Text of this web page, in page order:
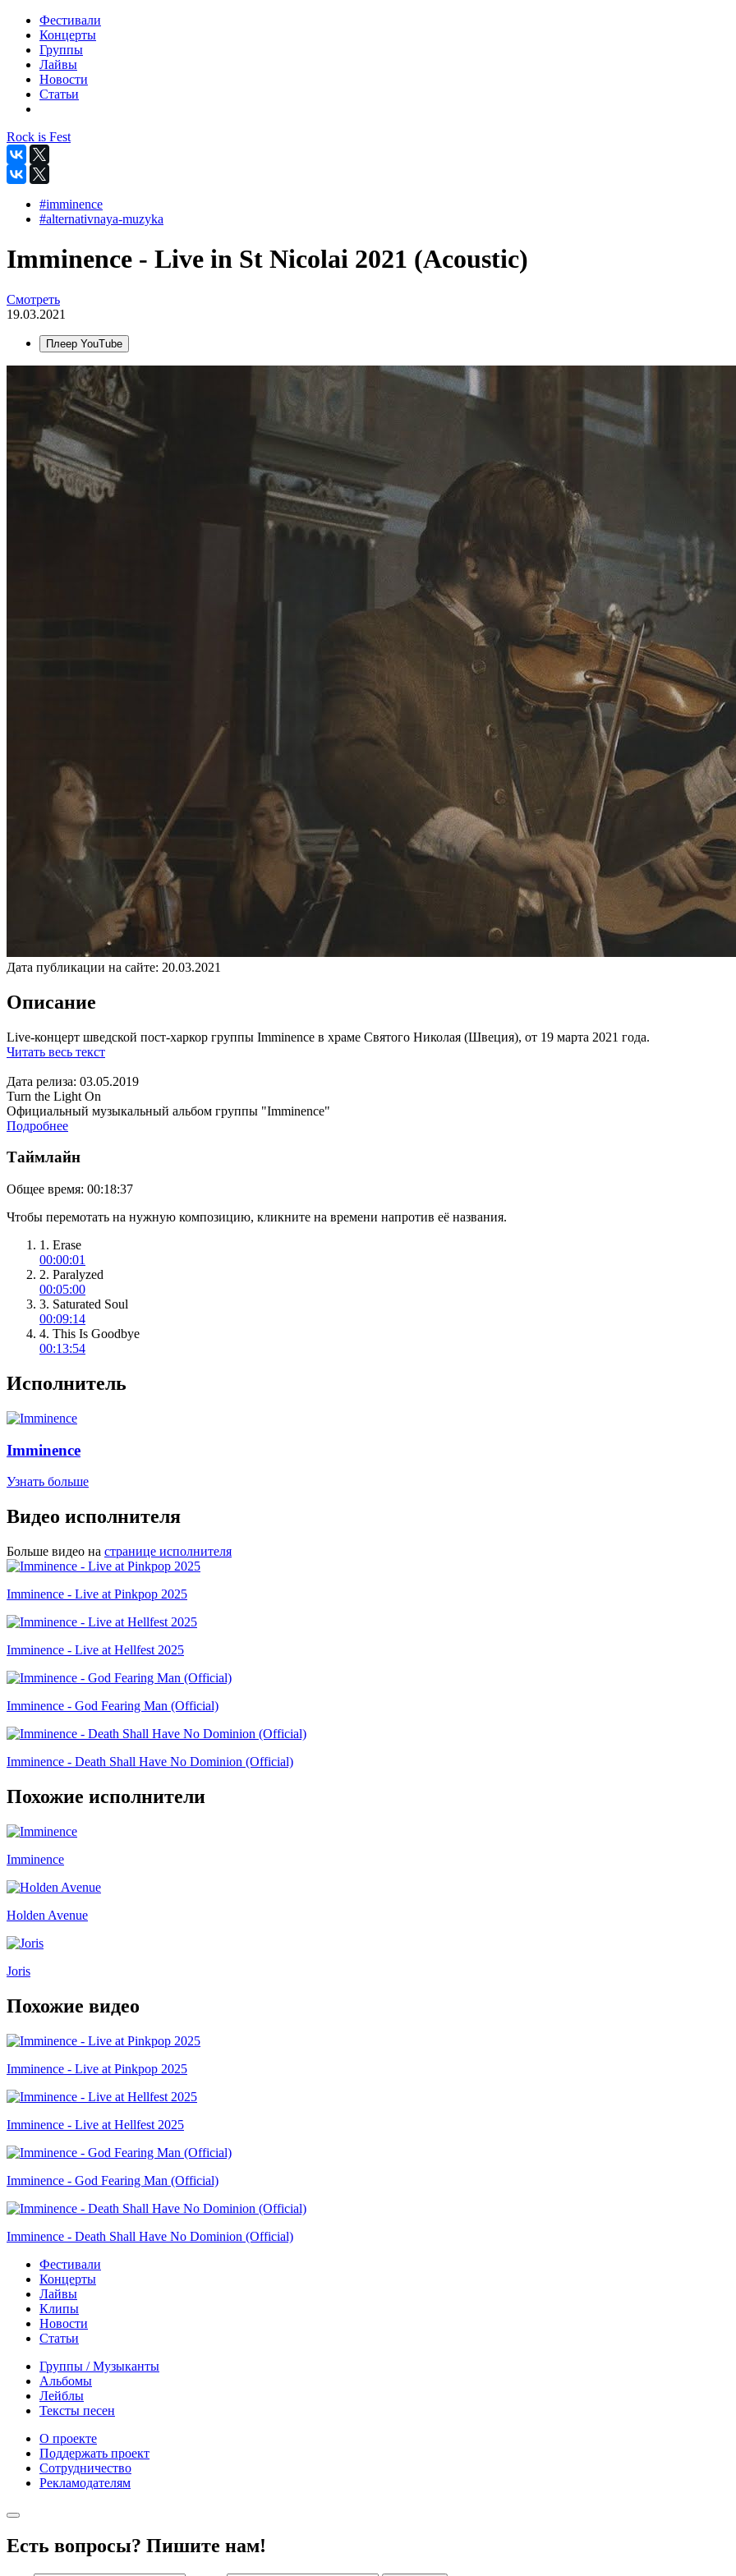
Фестивали
Концерты
Группы
Лайвы
Новости
Статьи
Rock is Fest
#imminence
#alternativnaya-muzyka
Imminence - Live in St Nicolai 2021 (Acoustic)
Смотреть
19.03.2021
Плеер YouTube
Дата публикации на сайте: 20.03.2021
Описание
Live-концерт шведской пост-харкор группы Imminence в храме Святого Николая (Швеция), от 19 марта 2021 года.
Читать весь текст
Дата релиза: 03.05.2019
Turn the Light On
Официальный музыкальный альбом группы "Imminence"
Подробнее
Таймлайн
Общее время: 00:18:37
Чтобы перемотать на нужную композицию, кликните на времени напротив её названия.
1. Erase
00:00:01
2. Paralyzed
00:05:00
3. Saturated Soul
00:09:14
4. This Is Goodbye
00:13:54
Исполнитель
Imminence
Узнать больше
Видео исполнителя
Больше видео на странице исполнителя
Imminence - Live at Pinkpop 2025
Imminence - Live at Hellfest 2025
Imminence - God Fearing Man (Official)
Imminence - Death Shall Have No Dominion (Official)
Похожие исполнители
Imminence
Holden Avenue
Joris
Похожие видео
Imminence - Live at Pinkpop 2025
Imminence - Live at Hellfest 2025
Imminence - God Fearing Man (Official)
Imminence - Death Shall Have No Dominion (Official)
Фестивали
Концерты
Лайвы
Клипы
Новости
Статьи
Группы / Музыканты
Альбомы
Лейблы
Тексты песен
О проекте
Поддержать проект
Сотрудничество
Рекламодателям
Есть вопросы? Пишите нам!